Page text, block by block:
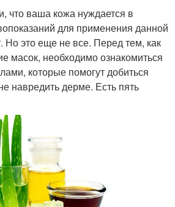
что ваша кожа нуждается в
для применения данной
Но это еще не все. Перед тем, как
масок, необходимо ознакомиться
которые помогут добиться
навредить дерме. Есть пять